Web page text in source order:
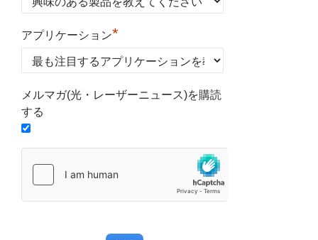
アプリケーション*
メルマガ(光・レーザーニュース)を購読
する